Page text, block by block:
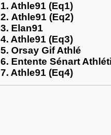
1. Athle91 (Eq1)
2. Athle91 (Eq2)
3. Elan91
4. Athle91 (Eq3)
5. Orsay Gif Athlé
6. Entente Sénart
7. Athle91 (Eq4)